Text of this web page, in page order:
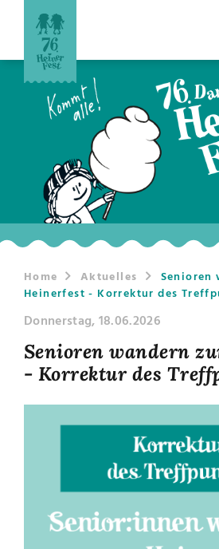
Home Aktuelles
Senioren
Heinerfest - Korrektur des
Donnerstag, 18.06.2026
Senioren wandern
- Korrektur des